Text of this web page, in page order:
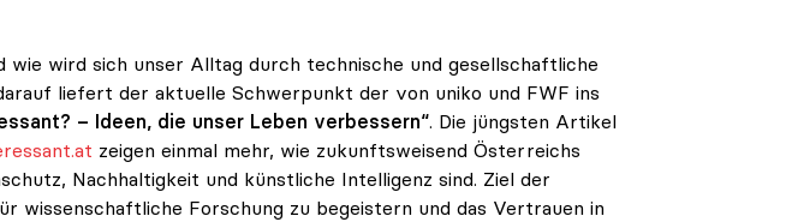
wird sich unser Alltag durch technische und gesellschaftliche
liefert der aktuelle Schwerpunkt der von uniko und FWF ins
– Ideen, die unser Leben verbessern“. Die jüngsten Artikel
zeigen einmal mehr, wie zukunftsweisend Österreichs
Nachhaltigkeit und künstliche Intelligenz sind. Ziel der
wissenschaftliche Forschung zu begeistern und das Vertrauen in